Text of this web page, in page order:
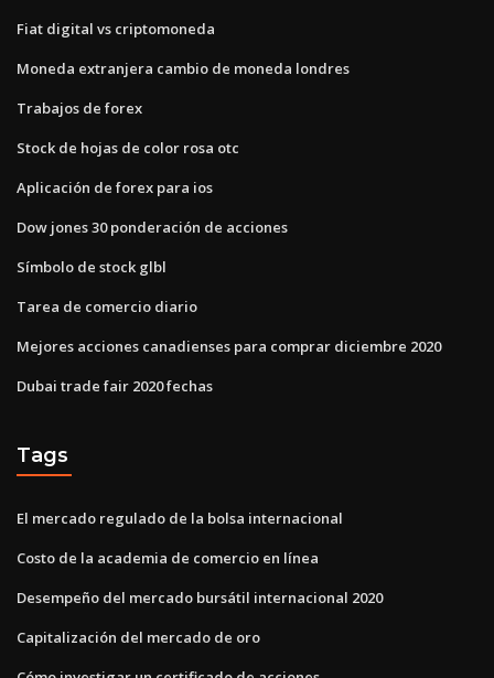
Fiat digital vs criptomoneda
Moneda extranjera cambio de moneda londres
Trabajos de forex
Stock de hojas de color rosa otc
Aplicación de forex para ios
Dow jones 30 ponderación de acciones
Símbolo de stock glbl
Tarea de comercio diario
Mejores acciones canadienses para comprar diciembre 2020
Dubai trade fair 2020 fechas
Tags
El mercado regulado de la bolsa internacional
Costo de la academia de comercio en línea
Desempeño del mercado bursátil internacional 2020
Capitalización del mercado de oro